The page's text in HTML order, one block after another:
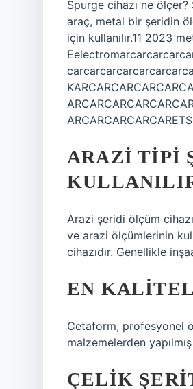
Spurge cihazı ne
araç, metal bir şeridin
için kullanılır.11 2023
ARAZI TIPI
Arazi şeridi ölçüm
ve arazi ölçümlerinin
cihazıdır. Genellikle
EN
Cetaform, profesyonel
malzemelerden
ÇELIK